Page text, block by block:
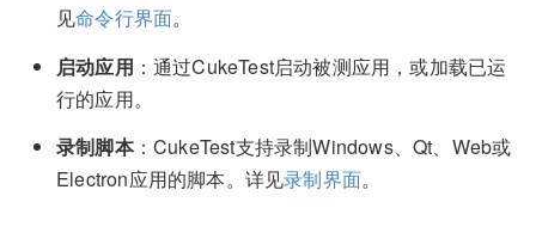
见命令行界面。
启动应用 ：通过CukeTest启动被测应用，或加载已运
行的应用。
录制脚本：CukeTest支持录制Windows、Qt、Web或
Electron应用的脚本。详见录制界面。